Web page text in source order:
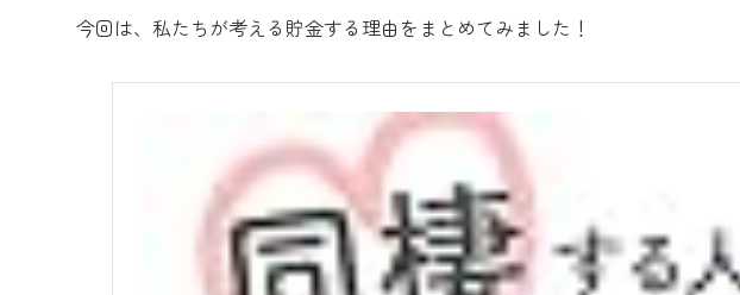
今回は、私たちが考える貯金する理由をまとめてみました！